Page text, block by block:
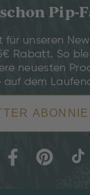
Pip-
für unseren
Rabatt. So
neuesten
auf dem